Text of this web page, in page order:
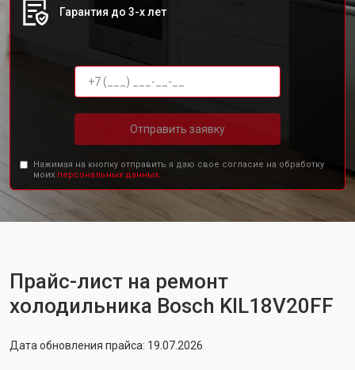
Гарантия до 3-х лет
Отправить заявку
Нажимая на кнопку отправить я даю свое согласие на обработку
моих персональных данных.
Прайс-лист на ремонт
холодильника Bosch KIL18V20FF
Дата обновления прайса: 19.07.2026